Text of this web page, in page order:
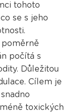
tohoto
se s jeho
poměrně
počítá s
Důležitou
Cílem je
toxických